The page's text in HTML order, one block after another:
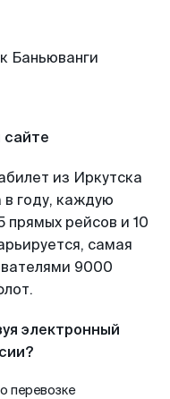
из Иркутска
году, каждую
рейсов и 10
самая
9000
электронный
перевозке